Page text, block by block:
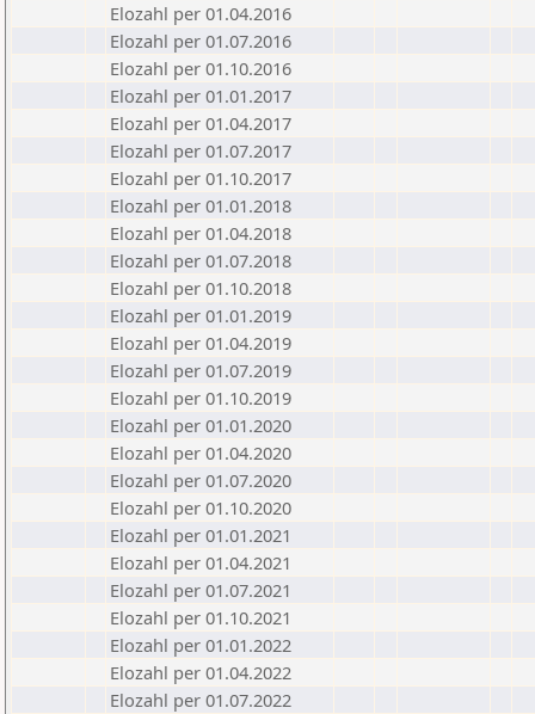
Elozahl per 01.04.2016
Elozahl per 01.07.2016
Elozahl per 01.10.2016
Elozahl per 01.01.2017
Elozahl per 01.04.2017
Elozahl per 01.07.2017
Elozahl per 01.10.2017
Elozahl per 01.01.2018
Elozahl per 01.04.2018
Elozahl per 01.07.2018
Elozahl per 01.10.2018
Elozahl per 01.01.2019
Elozahl per 01.04.2019
Elozahl per 01.07.2019
Elozahl per 01.10.2019
Elozahl per 01.01.2020
Elozahl per 01.04.2020
Elozahl per 01.07.2020
Elozahl per 01.10.2020
Elozahl per 01.01.2021
Elozahl per 01.04.2021
Elozahl per 01.07.2021
Elozahl per 01.10.2021
Elozahl per 01.01.2022
Elozahl per 01.04.2022
Elozahl per 01.07.2022